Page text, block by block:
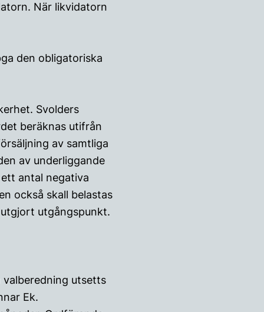
När likvidatorn
den obligatoriska
Svolders
beräknas utifrån
av samtliga
av underliggande
antal negativa
också skall belastas
utgångspunkt.
valberedning utsetts
Ek.